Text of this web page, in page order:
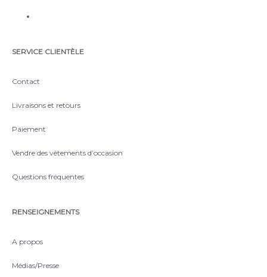
SERVICE CLIENTÈLE
Contact
Livraisons et retours
Paiement
Vendre des vêtements d’occasion
Questions fréquentes
RENSEIGNEMENTS
A propos
Médias/Presse